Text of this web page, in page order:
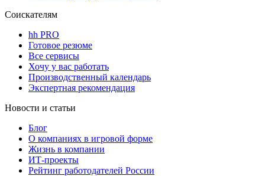
Соискателям
hh PRO
Готовое резюме
Все сервисы
Хочу у вас работать
Производственный календарь
Экспертная рекомендация
Новости и статьи
Блог
О компаниях в игровой форме
Жизнь в компании
ИТ-проекты
Рейтинг работодателей России